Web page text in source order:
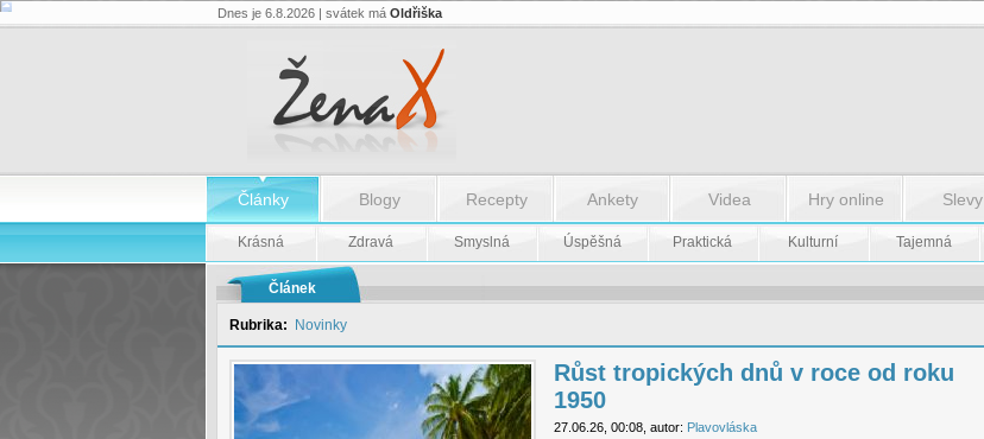
Růst
tropických
dnů
Dnes je 6.8.2026 | svátek má Oldřiška
Články Blogy Recepty Ankety Videa Hry online Slevy
Krásná Zdravá Smyslná Úspěšná Praktická Kulturní Tajemná
Článek
Rubrika: Novinky
Růst tropických dnů v roce od roku
1950
27.06.26, 00:08, autor: Plavovláska